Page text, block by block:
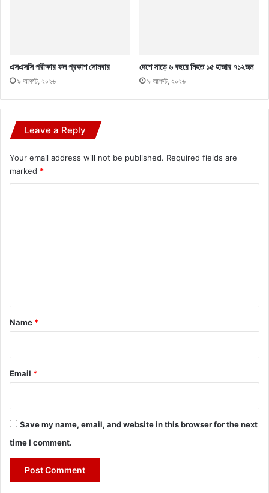
এসএসসি পরীক্ষার ফল প্রকাশ সোমবার
৯ আগস্ট, ২০২৬
দেশে সাড়ে ৬ বছরে নিহত ১৫ হাজার ৭১২জন
৯ আগস্ট, ২০২৬
Leave a Reply
Your email address will not be published. Required fields are
marked *
*
Name *
Email *
Save my name, email, and website in this browser for the next
time I comment.